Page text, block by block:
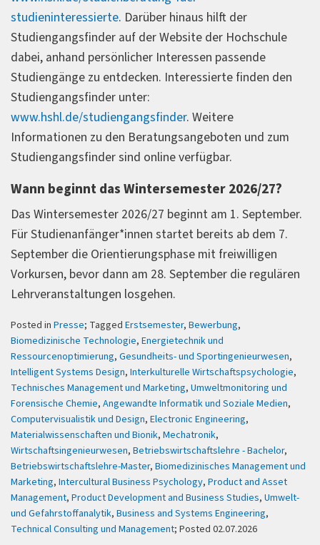
studieninteressierte. Darüber hinaus hilft der
Studiengangsfinder auf der Website der Hochschule
dabei, anhand persönlicher Interessen passende
Studiengänge zu entdecken. Interessierte finden den
Studiengangsfinder unter:
www.hshl.de/studiengangsfinder. Weitere
Informationen zu den Beratungsangeboten und zum
Studiengangsfinder sind online verfügbar.
Wann beginnt das Wintersemester 2026/27?
Das Wintersemester 2026/27 beginnt am 1. September.
Für Studienanfänger*innen startet bereits ab dem 7.
September die Orientierungsphase mit freiwilligen
Vorkursen, bevor dann am 28. September die regulären
Lehrveranstaltungen losgehen.
Posted in Presse; Tagged Erstsemester, Bewerbung,
Biomedizinische Technologie, Energietechnik und
Ressourcenoptimierung, Gesundheits- und Sportingenieurwesen,
Intelligent Systems Design, Interkulturelle Wirtschaftspsychologie,
Technisches Management und Marketing, Umweltmonitoring und
Forensische Chemie, Angewandte Informatik und Soziale Medien,
Computervisualistik und Design, Electronic Engineering,
Materialwissenschaften und Bionik, Mechatronik,
Wirtschaftsingenieurwesen, Betriebswirtschaftslehre - Bachelor,
Betriebswirtschaftslehre-Master, Biomedizinisches Management und
Marketing, Intercultural Business Psychology, Product and Asset
Management, Product Development and Business Studies, Umwelt-
und Gefahrstoffanalytik, Business and Systems Engineering,
Technical Consulting und Management; Posted 02.07.2026